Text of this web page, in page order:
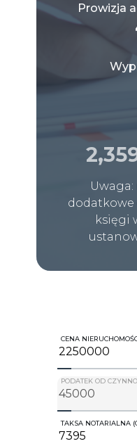
Prowizja
dodatkowe
księgi
CENA
PODATEK OD
TAKSA NOTARIALNA